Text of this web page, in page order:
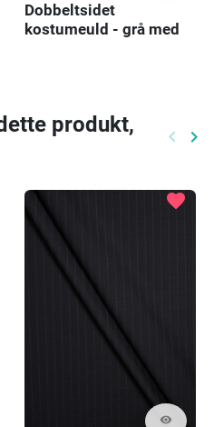
Dobbeltsidet
kostumeuld - grå med
produkt,
keyboard_arrow_left keyboard_arrow_right
visibility
favorite